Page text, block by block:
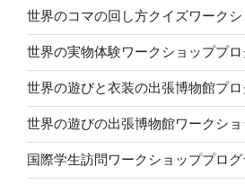
世界のコマの回し方クイズワーク
世界の実物体験ワークショッププロ
世界の遊びと衣装の出張博物館プロ
世界の遊びの出張博物館ワークシ
国際学生訪問ワークショッププログ